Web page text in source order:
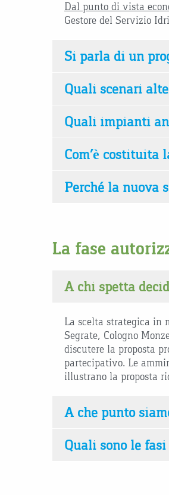
Dal punto di vista
Gestore del Servizio
Si parla di un
Quali scenari
Quali impianti
Com’è costituita
Perché la nuova
La fase
A chi spetta
La scelta strategica in
Segrate, Cologno
discutere la proposta
partecipativo. Le
illustrano la proposta
A che punto
Quali sono le